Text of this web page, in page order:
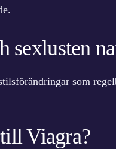
sexlusten
som
Viagra?